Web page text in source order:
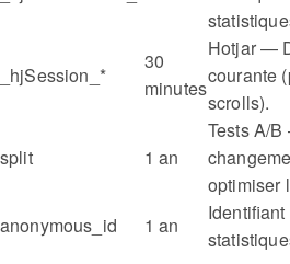
_hjSession_*
30
minutes
Hotjar —
courante
scrolls).
split 1 an
Tests A/
optimiser
anonymous_id
1 an